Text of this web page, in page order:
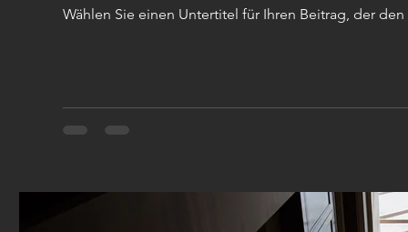
Wählen Sie einen Untertitel für Ihren Beitrag, der